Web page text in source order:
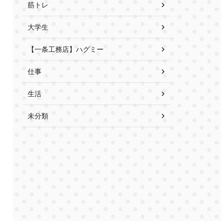
筋トレ
大学生
【一条工務店】ハグミー
仕事
生活
未分類